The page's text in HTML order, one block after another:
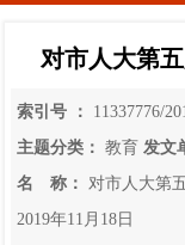
对市人大第
索引号 ： 11337776/
主题分类：
教育 发文
名 称：
对市人大第
2019年11月18日